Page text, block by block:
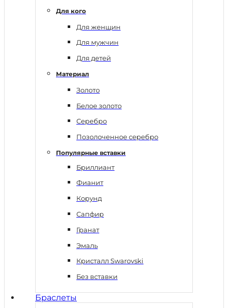
Для кого
Для женщин
Для мужчин
Для детей
Материал
Золото
Белое золото
Серебро
Позолоченное серебро
Популярные вставки
Бриллиант
Фианит
Корунд
Сапфир
Гранат
Эмаль
Кристалл Swarovski
Без вставки
Браслеты